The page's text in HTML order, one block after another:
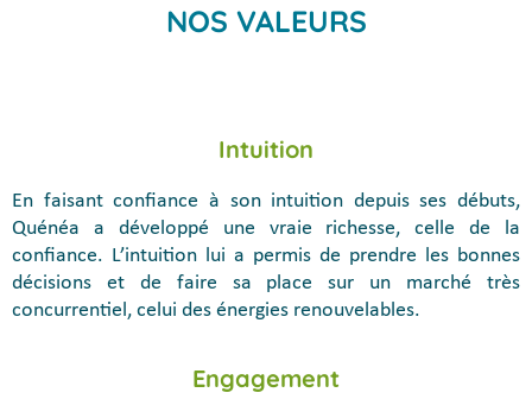
NOS VALEURS
Intuition
En faisant confiance à son intuition depuis ses débuts,
Quénéa a développé une vraie richesse, celle de la
confiance. L’intuition lui a permis de prendre les bonnes
décisions et de faire sa place sur un marché très
concurrentiel, celui des énergies renouvelables.
Engagement